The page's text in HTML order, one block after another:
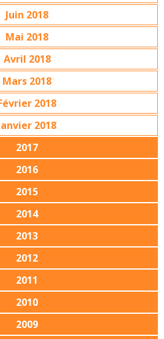
Juin 2018
Mai 2018
Avril 2018
Mars 2018
2018
2018
2017
2016
2015
2014
2013
2012
2011
2010
2009